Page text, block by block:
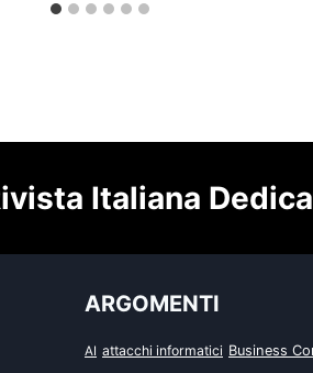
Italiana
ARGOMENTI
AI attacchi informatici Business